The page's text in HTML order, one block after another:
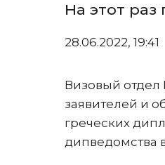
На этот
28.06.2022, 19:41
Визовый отдел
заявителей и
греческих
дипведомства